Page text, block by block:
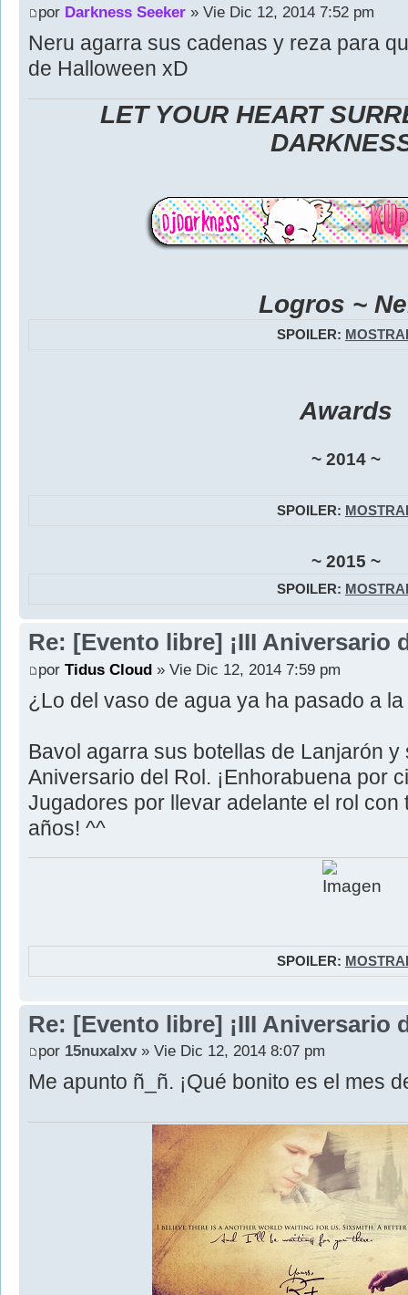
por Darkness Seeker » Vie Dic 12, 2014 7:52 pm
Neru agarra sus cadenas y reza para
de Halloween xD
LET YOUR HEART
Logros ~
SPOILER:
Awards
~ 2014 ~
SPOILER:
~ 2015 ~
SPOILER:
Re: [Evento libre] ¡III Aniversario
por Tidus Cloud » Vie Dic 12, 2014 7:59 pm
¿Lo del vaso de agua ya ha pasado a
Bavol agarra sus botellas de Lanjarón y
Aniversario del Rol. ¡Enhorabuena por
Jugadores por llevar adelante el rol con
años! ^^
SPOILER:
Re: [Evento libre] ¡III Aniversario
por 15nuxalxv» Vie Dic 12, 2014 8:07 pm
Me apunto ñ_ñ. ¡Qué bonito es el mes